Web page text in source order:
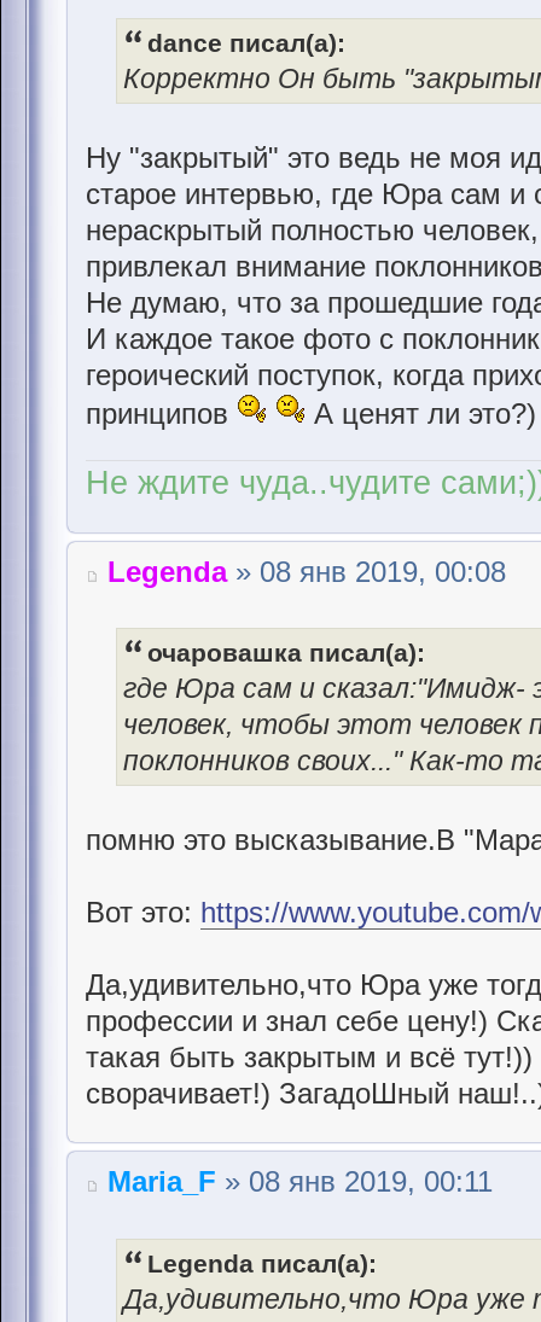
dance писал(а):
Корректно Он быть
Ну "закрытый" это ведь не моя
старое интервью, где Юра сам и
нераскрытый полностью
привлекал внимание
Не думаю, что за прошедшие
И каждое такое фото с
героический поступок, когда
принципов
А ценят ли это?)
Не ждите чуда..чудите
Legenda» 08 янв 2019, 00:08
очаровашка писал(а):
где Юра сам и
человек, чтобы этот человек
поклонников своих..." Как-то
помню это высказывание.В
Вот это: https://
Да,удивительно,что Юра уже
профессии и знал себе цену!)
такая быть закрытым и всё
сворачивает!) ЗагадоШный
Maria_F » 08 янв 2019, 00:11
Legenda писал(а):
Да,удивительно,что Юра уже